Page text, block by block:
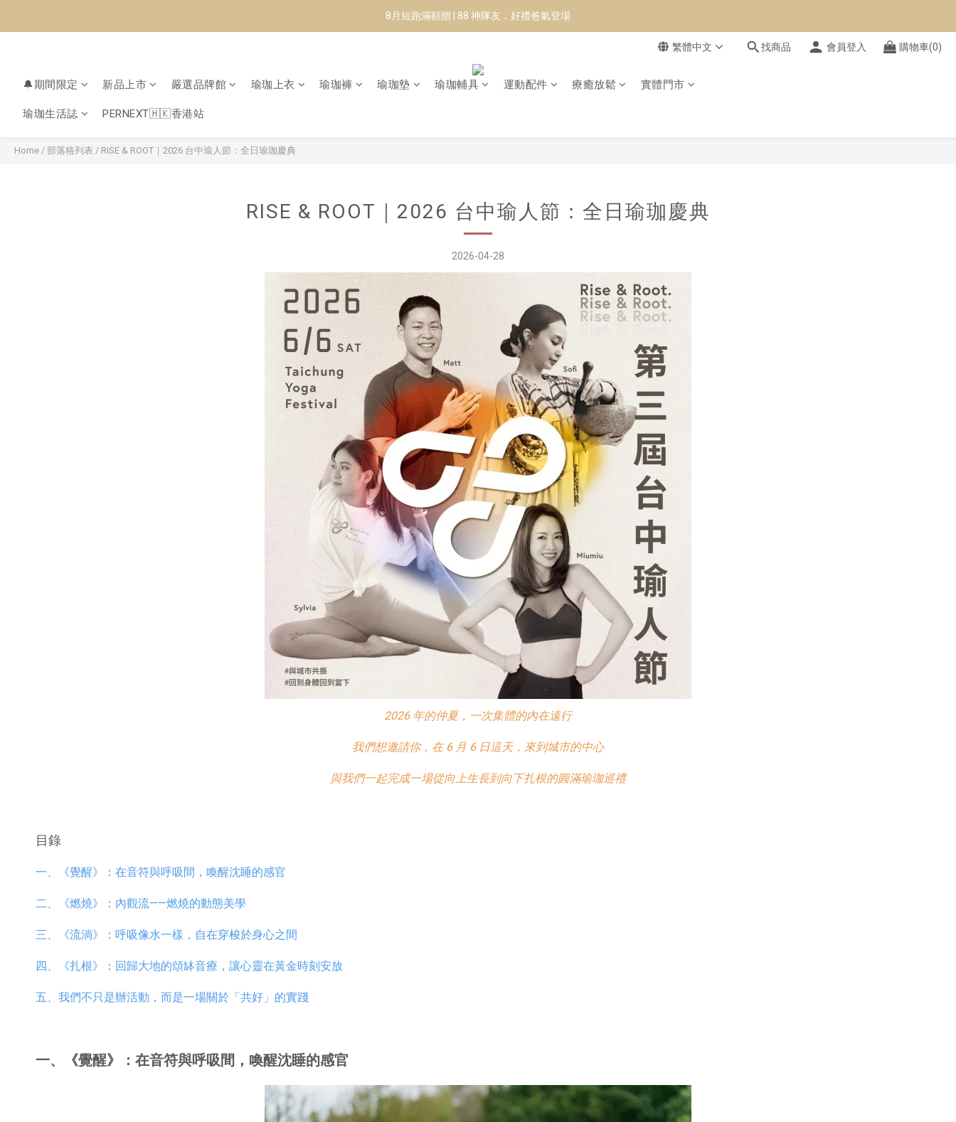
8月短跑滿額贈 | 88 神隊友，好禮爸氣登場
✨CURARING-韓國多功能深層按摩環｜新品預購88折！✨
8月短跑滿額贈 | 88 神隊友，好禮爸氣登場
繁體中文 找商品 會員登入 購物車(0)
🔔期間限定 新品上市 嚴選品牌館 瑜珈上衣 瑜珈褲 瑜珈墊 瑜珈輔具 運動配件 療癒放鬆 實體門市
瑜珈生活誌 PERNEXT🇭🇰香港站
Home / 部落格列表 / RISE & ROOT｜2026 台中瑜人節：全日瑜珈慶典
RISE & ROOT｜2026 台中瑜人節：全日瑜珈慶典
2026-04-28
2026 年的仲夏，一次集體的內在遠行
我們想邀請你，在6 月 6 日這天，來到城市的中心
與我們一起完成一場從向上生長到向下扎根的圓滿瑜珈巡禮
目錄
一、《覺醒》：在音符與呼吸間，喚醒沈睡的感官
二、《燃燒》：內觀流——燃燒的動態美學
三、《流淌》：呼吸像水一樣，自在穿梭於身心之間
四、《扎根》：回歸大地的頌缽音療，讓心靈在黃金時刻安放
五、我們不只是辦活動，而是一場關於「共好」的實踐
一、《覺醒》：在音符與呼吸間，喚醒沈睡的感官